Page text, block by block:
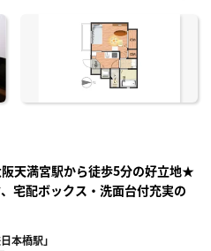
に入
阪天満宮駅から徒歩5分の好立地★
宅配ボックス・洗面台付充実の
本橋駅」